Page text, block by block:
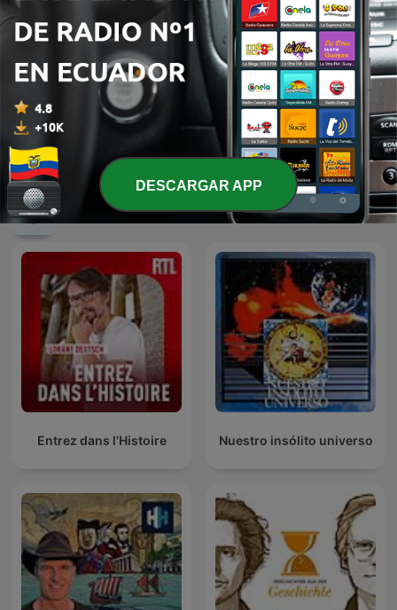
HISTORIAS DE LA
HISTORIA
La Historia del Mundo
Más podcasts internacionales de Historia
Entrez dans l'Histoire Nuestro insólito universo
DESCARGAR APP